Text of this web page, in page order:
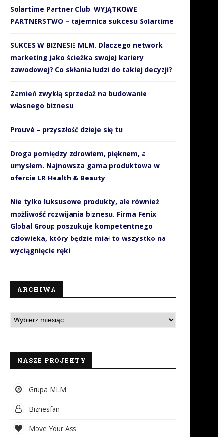
Jak SMS-y wspierają
organizacyjnie i finansowo
10 stycznia 2019
Sportowcy obalają mit, że
jeść mięso, aby...
Solartime Partner Club. WYJĄTKOWE
PARTNERSTWO – tajemnica sukcesu Solartime
SUKCES W BIZNESIE MLM. Dlaczego network
marketing jako ścieżka swojej kariery
zawodowej? Co skłania ludzi do takiej decyzji?
Zamień zwykłą sprzedaż na budowanie
własnego biznesu
Prouvé – przyszłość dzieje się tu
Droga pomiędzy zdrowiem, pięknem, a
umysłem. Najnowsza gama produktowa w
ofercie LR Health & Beauty
Nie tylko luksusowe produkty, ale również
możliwość rozwijania biznesu. Firma Fenix
Global Group poszukuje kompetentnego
człowieka, który będzie miał to wszystko na
wyciągnięcie ręki
ARCHIWA
NASZE PROJEKTY
Grupa MLM
Biznesfan
Move Your Ass